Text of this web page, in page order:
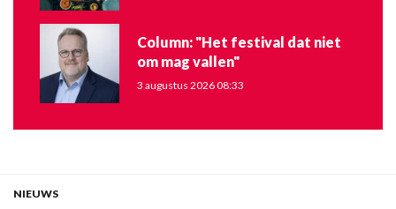
Column: "Het festival dat niet
om mag vallen"
3 augustus 2026 08:33
NIEUWS